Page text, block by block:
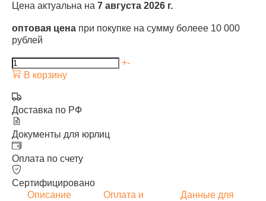
Цена актуальна на 7 августа 2026 г.
оптовая цена при покупке на сумму болеее 10 000
рублей
+-
В корзину
Доставка по РФ
Документы для юрлиц
Оплата по счету
Сертифицировано
Описание
Оплата и
Данные для